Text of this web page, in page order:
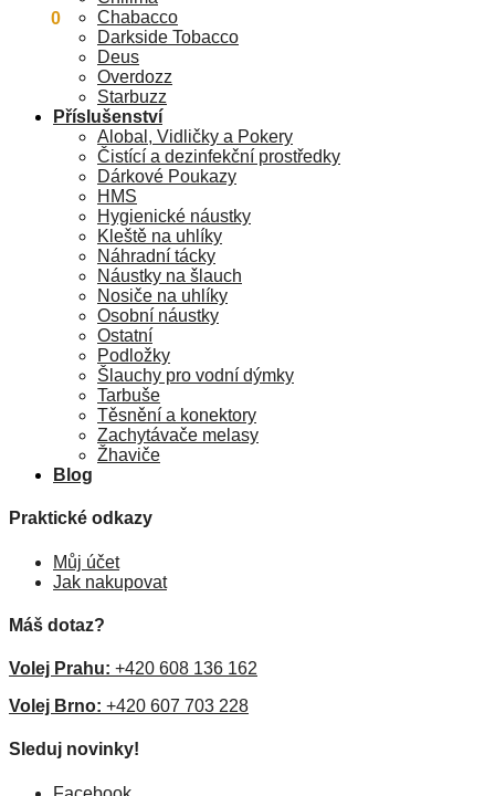
0
Chabacco
Darkside Tobacco
Deus
Overdozz
Starbuzz
Příslušenství
Alobal, Vidličky a Pokery
Čistící a dezinfekční prostředky
Dárkové Poukazy
HMS
Hygienické náustky
Kleště na uhlíky
Náhradní tácky
Náustky na šlauch
Nosiče na uhlíky
Osobní náustky
Ostatní
Podložky
Šlauchy pro vodní dýmky
Tarbuše
Těsnění a konektory
Zachytávače melasy
Žhaviče
Blog
Praktické odkazy
Můj účet
Jak nakupovat
Máš dotaz?
Volej Prahu: +420 608 136 162
Volej Brno: +420 607 703 228
Sleduj novinky!